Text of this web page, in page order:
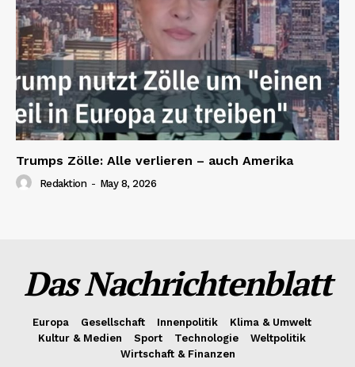
Trumps Zölle: Alle verlieren – auch Amerika
Redaktion - May 8, 2026
Das Nachrichtenblatt
Europa Gesellschaft Innenpolitik
Klima & Umwelt
Kultur & Medien
Sport Technologie
Weltpolitik
Wirtschaft & Finanzen